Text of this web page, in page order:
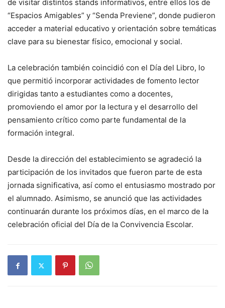
de visitar distintos stands informativos, entre ellos los de
“Espacios Amigables” y “Senda Previene”, donde pudieron
acceder a material educativo y orientación sobre temáticas
clave para su bienestar físico, emocional y social.
La celebración también coincidió con el Día del Libro, lo
que permitió incorporar actividades de fomento lector
dirigidas tanto a estudiantes como a docentes,
promoviendo el amor por la lectura y el desarrollo del
pensamiento crítico como parte fundamental de la
formación integral.
Desde la dirección del establecimiento se agradeció la
participación de los invitados que fueron parte de esta
jornada significativa, así como el entusiasmo mostrado por
el alumnado. Asimismo, se anunció que las actividades
continuarán durante los próximos días, en el marco de la
celebración oficial del Día de la Convivencia Escolar.